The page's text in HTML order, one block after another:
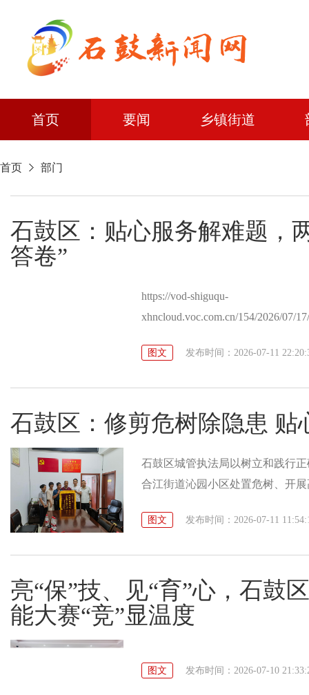
首页 要闻 乡镇街道
首页 部门
石鼓区：贴心服务解难题，
答卷”
https://vod-shiguqu-
xhncloud.voc.com.cn/154/2026/07/
图文 发布时间：2026-07-11
石鼓区：修剪危树除隐患 贴
石鼓区城管执法局以树立和践行
合江街道沁园小区处置危树、开
意。
图文 发布时间：2026-07-11
亮“保”技、见“育”心，石鼓
能大赛“竞”显温度
图文 发布时间：2026-07-10